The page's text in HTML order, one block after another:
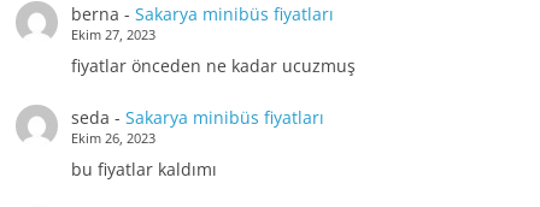
berna - Sakarya minibüs fiyatları
Ekim 27, 2023
fiyatlar önceden ne kadar ucuzmuş
seda - Sakarya minibüs fiyatları
Ekim 26, 2023
bu fiyatlar kaldımı